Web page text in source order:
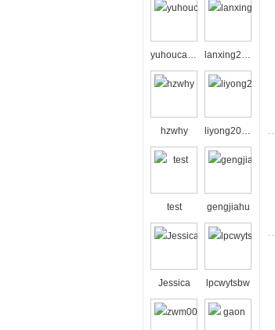
yuhoucaihong lanxing208
hzwhy liyong2008bj
test gengjiahu
Jessica lpcwytsbw